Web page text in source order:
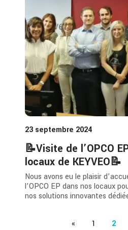
23 septembre 2024
📝Visite de l’OPCO
locaux de KEYVEO📝
Nous avons eu le plaisir
l’OPCO EP dans nos locaux
nos solutions innovantes
« 1 2